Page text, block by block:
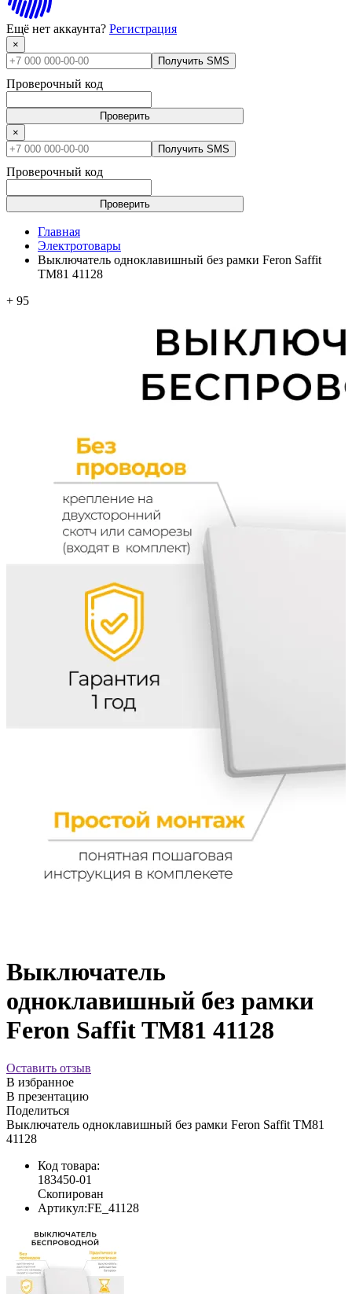
Ещё нет аккаунта? Регистрация
×
Получить SMS
Проверочный код
Проверить
×
Получить SMS
Проверочный код
Проверить
Главная
Электротовары
Выключатель одноклавишный без рамки Feron Saffit
TM81 41128
+ 95
Выключатель
одноклавишный без рамки
Feron Saffit TM81 41128
Оставить отзыв
В избранное
В презентацию
Поделиться
Выключатель одноклавишный без рамки Feron Saffit TM81
41128
Код товара:
183450-01
Скопирован
Артикул:FE_41128